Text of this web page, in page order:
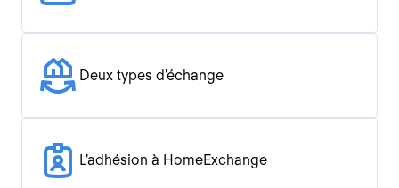
Deux types d'échange
L'adhésion à HomeExchange